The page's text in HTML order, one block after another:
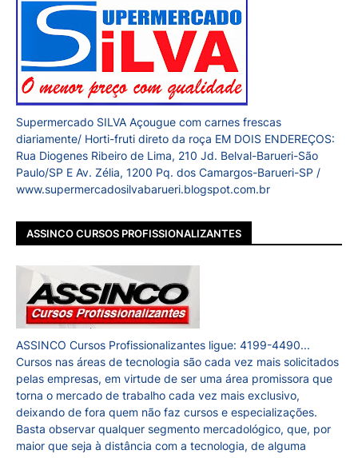
Supermercado SILVA Açougue com carnes frescas
diariamente/ Horti-fruti direto da roça EM DOIS ENDEREÇOS:
Rua Diogenes Ribeiro de Lima, 210 Jd. Belval-Barueri-São
Paulo/SP E Av. Zélia, 1200 Pq. dos Camargos-Barueri-SP /
www.supermercadosilvabarueri.blogspot.com.br
ASSINCO CURSOS PROFISSIONALIZANTES
ASSINCO Cursos Profissionalizantes ligue: 4199-4490...
Cursos nas áreas de tecnologia são cada vez mais solicitados
pelas empresas, em virtude de ser uma área promissora que
torna o mercado de trabalho cada vez mais exclusivo,
deixando de fora quem não faz cursos e especializações.
Basta observar qualquer segmento mercadológico, que, por
maior que seja à distância com a tecnologia, de alguma